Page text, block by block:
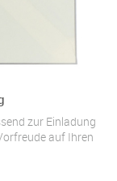
zur Einladung
auf Ihren